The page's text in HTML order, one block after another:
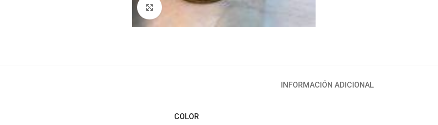
Haga clic para ampliar
INFORMACIÓN ADICIONAL
COLOR